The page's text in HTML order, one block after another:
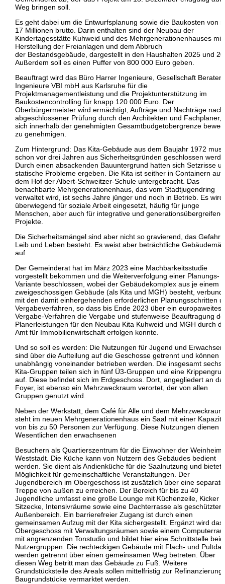
Weg bringen soll.
Es geht dabei um die Entwurfsplanung sowie die Baukosten von
17 Millionen brutto. Darin enthalten sind der Neubau der
Kindertagesstätte Kuhweid und des Mehrgenerationenhauses mit
Herstellung der Freianlagen und dem Abbruch
der Bestandsgebäude, dargestellt in den Haushalten 2025 und
Außerdem soll es einen Puffer von 800 000 Euro geben.
Beauftragt wird das Büro Harrer Ingenieure, Gesellschaft
Ingenieure VBI mbH aus Karlsruhe für die
Projektmanagementleistung und die Projektunterstützung im
Baukostencontrolling für knapp 120 000 Euro. Der
Oberbürgermeister wird ermächtigt, Aufträge und Nachträge nach
abgeschlossener Prüfung durch den Architekten und Fachplaner,
sich innerhalb der genehmigten Gesamtbudgetobergrenze
zu genehmigen.
Zum Hintergrund: Das Kita-Gebäude aus dem Baujahr 1972
schon vor drei Jahren aus Sicherheitsgründen geschlossen
Durch einen absackenden Bauuntergrund hatten sich Setzrisse
statische Probleme ergeben. Die Kita ist seither in Containern auf
dem Hof der Albert-Schweitzer-Schule untergebracht. Das
benachbarte Mehrgenerationenhaus, das vom Stadtjugendring
verwaltet wird, ist sechs Jahre jünger und noch in Betrieb. Es wird
überwiegend für soziale Arbeit eingesetzt, häufig für junge
Menschen, aber auch für integrative und
Projekte.
Die Sicherheitsmängel sind aber nicht so gravierend, das Gefahr
Leib und Leben besteht. Es weist aber beträchtliche
auf.
Der Gemeinderat hat im März 2023 eine Machbarkeitsstudie
vorgestellt bekommen und die Weiterverfolgung einer Planungs-
Variante beschlossen, wobei der Gebäudekomplex aus je einem
zweigeschossigen Gebäude (als Kita und MGH) besteht,
mit den damit einhergehenden erforderlichen Planungsschritten
Vergabeverfahren, so dass bis Ende 2023 über ein europaweites
Vergabe-Verfahren die Vergabe und stufenweise Beauftragung
Planerleistungen für den Neubau Kita Kuhweid und MGH durch
Amt für Immobilienwirtschaft erfolgen konnte.
Und so soll es werden: Die Nutzungen für Jugend und
sind über die Aufteilung auf die Geschosse getrennt und können
unabhängig voneinander betrieben werden. Die insgesamt sechs
Kita-Gruppen teilen sich in fünf Ü3-Gruppen und eine
auf. Diese befindet sich im Erdgeschoss. Dort, angegliedert an
Foyer, ist ebenso ein Mehrzweckraum verortet, der von allen
Gruppen genutzt wird.
Neben der Werkstatt, dem Café für Alle und dem Mehrzweckraum
steht im neuen Mehrgenerationenhaus ein Saal mit einer
von bis zu 50 Personen zur Verfügung. Diese Nutzungen dienen
Wesentlichen den erwachsenen
Besuchern als Quartierszentrum für die Einwohner der
Weststadt. Die Küche kann von Nutzern des Gebäudes bedient
werden. Sie dient als Andienküche für die Saalnutzung und bietet
Möglichkeit für gemeinschaftliche Veranstaltungen. Der
Jugendbereich im Obergeschoss ist zusätzlich über eine separate
Treppe von außen zu erreichen. Der Bereich für bis zu 40
Jugendliche umfasst eine große Lounge mit Küchenzeile, Kicker
Sitzecke, Intensivräume sowie eine Dachterrasse als geschützten
Außenbereich. Ein barrierefreier Zugang ist durch einen
gemeinsamen Aufzug mit der Kita sichergestellt. Ergänzt wird das
Obergeschoss mit Verwaltungsräumen sowie einem
mit angrenzenden Tonstudio und bildet hier eine Schnittstelle
Nutzergruppen. Die rechteckigen Gebäude mit Flach- und
werden getrennt über einen gemeinsamen Weg betreten. Über
diesen Weg betritt man das Gebäude zu Fuß. Weitere
Grundstücksteile des Areals sollen mittelfristig zur Refinanzierung
Baugrundstücke vermarktet werden.